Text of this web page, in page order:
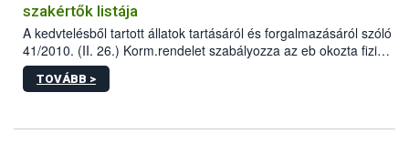
szakértők listája
A kedvtelésből tartott állatok tartásáról és forgalmazásáról szóló
41/2010. (II. 26.) Korm.rendelet szabályozza az eb okozta fizikai
sérülés, illetve ennek veszélye keletkezésekor felmerülő
hatósági feladatokat, valamint a veszélyes eb tartását és annak
TOVÁBB >